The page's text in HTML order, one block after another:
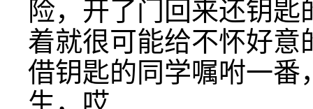
险，开了门回来还钥
着就很可能给不怀好意
借钥匙的同学嘱咐一番